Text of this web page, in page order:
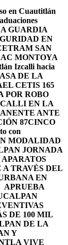
en Cuautitlán
GUARDIA
EN
SAN
MONTOYA
Izcalli hacia
DE LA
EL CETIS 165
POR ROBO
EN LA
ANTE
87CINCO
con
MODALIDAD
JORNADA
TRAVÉS DEL
EN
APRUEBA
DE 100 MIL
DE LA
Y
VIVE